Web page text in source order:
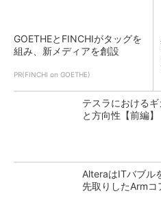
GOETHEとFINCHIがタッグを
組み、新メディアを創設
PR(FINCHI on GOETHE)
テスラにおける
と方向性【前編】
AlteraはITバブル
先取りしたArmコ